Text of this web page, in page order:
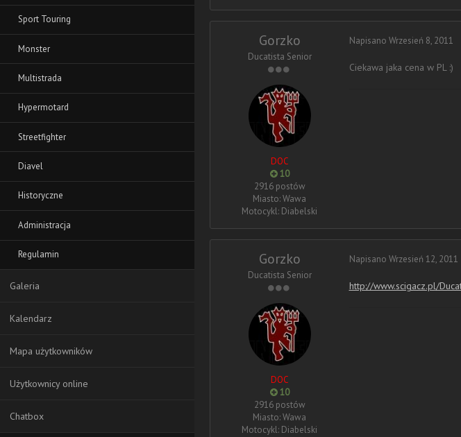
Sport Touring
Monster
Multistrada
Hypermotard
Streetfighter
Diavel
Historyczne
Administracja
Regulamin
Galeria
Kalendarz
Mapa użytkowników
Użytkownicy online
Chatbox
Gorzko
Ducatista Senior
DOC
10
2916 postów
Miasto: Wawa
Motocykl: Diabelski
Napisano Wrzesień 8, 2011
Ciekawa jaka cena w PL :)
Gorzko
Ducatista Senior
DOC
10
2916 postów
Miasto: Wawa
Motocykl: Diabelski
Napisano Wrzesień 12, 2011
http://www.scigacz.pl/